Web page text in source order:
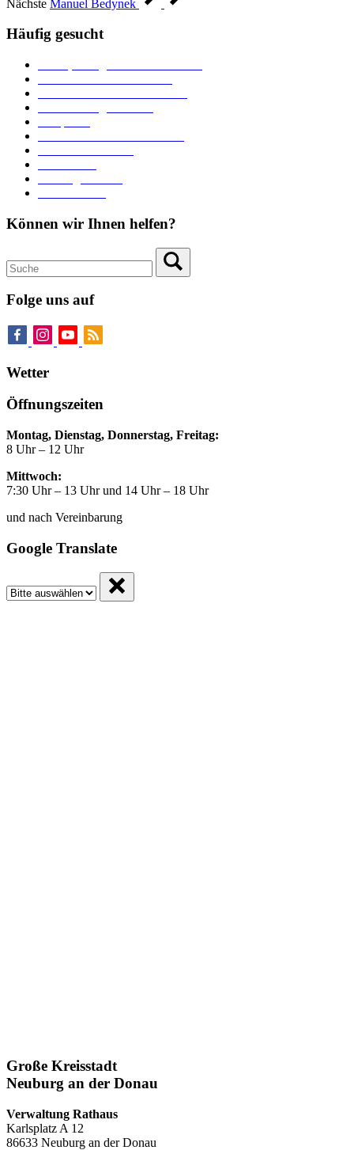
Nächste Manuel Bedynek
Häufig gesucht
Können wir Ihnen helfen?
Folge uns auf
Wetter
Öffnungszeiten
Montag, Dienstag, Donnerstag, Freitag:
8 Uhr – 12 Uhr
Mittwoch:
7:30 Uhr – 13 Uhr und 14 Uhr – 18 Uhr
und nach Vereinbarung
Google Translate
Große Kreisstadt
Neuburg an der Donau
Verwaltung Rathaus
Karlsplatz A 12
86633 Neuburg an der Donau